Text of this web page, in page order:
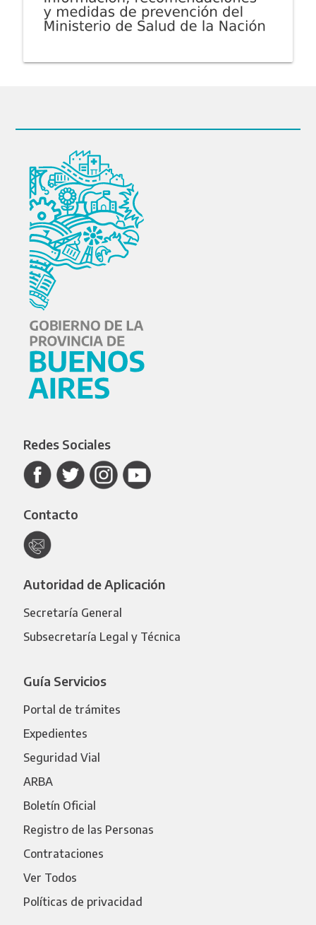
Redes Sociales
Contacto
Autoridad de Aplicación
Secretaría General
Subsecretaría Legal y Técnica
Guía Servicios
Portal de trámites
Expedientes
Seguridad Vial
ARBA
Boletín Oficial
Registro de las Personas
Contrataciones
Ver Todos
Políticas de privacidad